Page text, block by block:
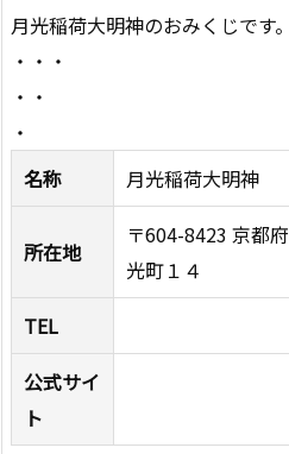
月光稲荷大明神のおみくじです。
・・・
・・
・
名称
月光稲荷大明神
所在地
〒604-8423 京都
光町１４
TEL
公式サイ
ト